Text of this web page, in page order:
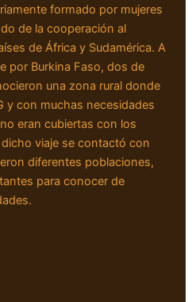
formado por mujeres
de la cooperación al
de África y Sudamérica. A
por Burkina Faso, dos de
una zona rural donde
y con muchas necesidades
eran cubiertas con los
viaje se contactó con
diferentes poblaciones,
para conocer de